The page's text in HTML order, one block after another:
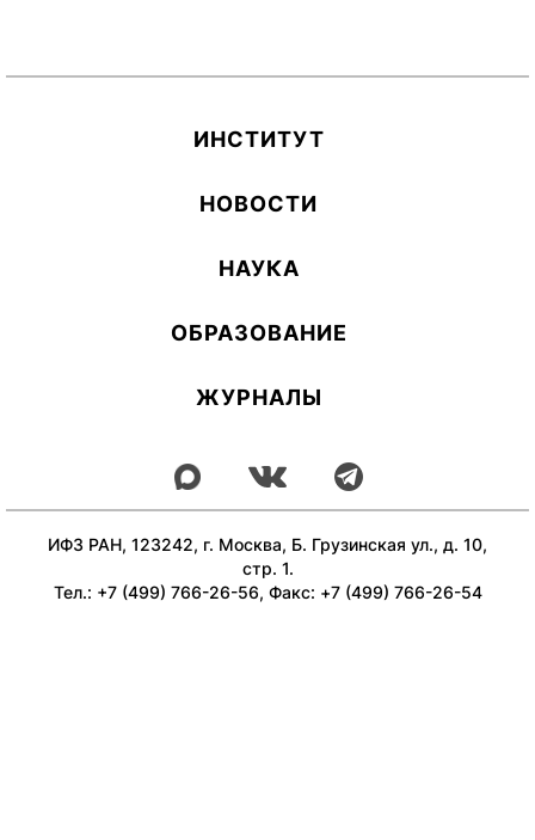
ИН­СТИ­ТУТ
НОВОСТИ
НАУКА
ОБ­РА­ЗОВА­НИЕ
ЖУРНАЛЫ
ИФЗ РАН, 123242, г. Москва, Б. Грузинская ул., д. 10,
стр. 1.
Тел.: +7 (499) 766-26-56, Факс: +7 (499) 766-26-54